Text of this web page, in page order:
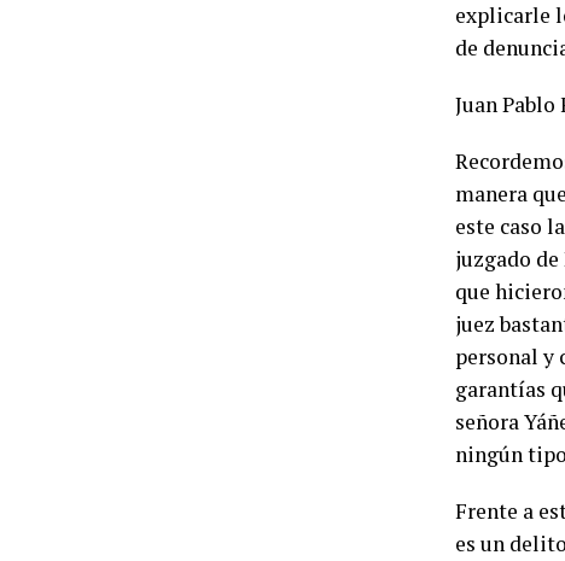
explicarle
de
Juan
manera
este caso
juzgado
que
juez
personal y
garantías
señora
ningún
Frente a
es un